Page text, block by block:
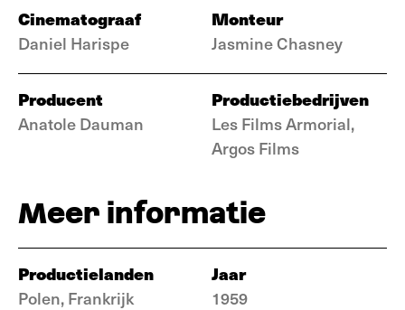
Cinematograaf
Daniel Harispe
Monteur
Jasmine Chasney
Producent
Anatole Dauman
Productiebedrijven
Les Films Armorial,
Argos Films
Meer informatie
Productielanden
Polen, Frankrijk
Jaar
1959